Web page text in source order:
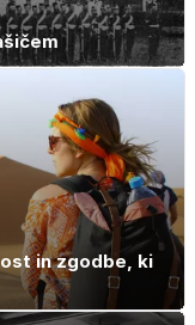
in zgodbe, ki